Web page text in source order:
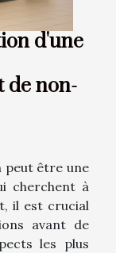
d'une
de non-
peut être une
cherchent à
il est crucial
avant de
les plus